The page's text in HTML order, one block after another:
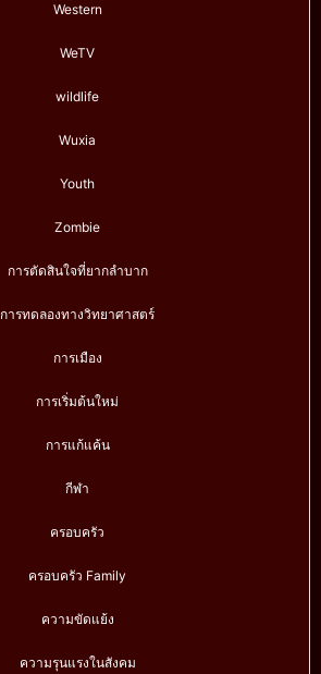
Western
WeTV
wildlife
Wuxia
Youth
Zombie
การตัดสินใจที่ยากลำบาก
การทดลองทางวิทยาศาสตร์
การเมือง
การเริ่มต้นใหม่
การแก้แค้น
กีฬา
ครอบครัว
ครอบครัว Family
ความขัดแย้ง
ความรุนแรงในสังคม